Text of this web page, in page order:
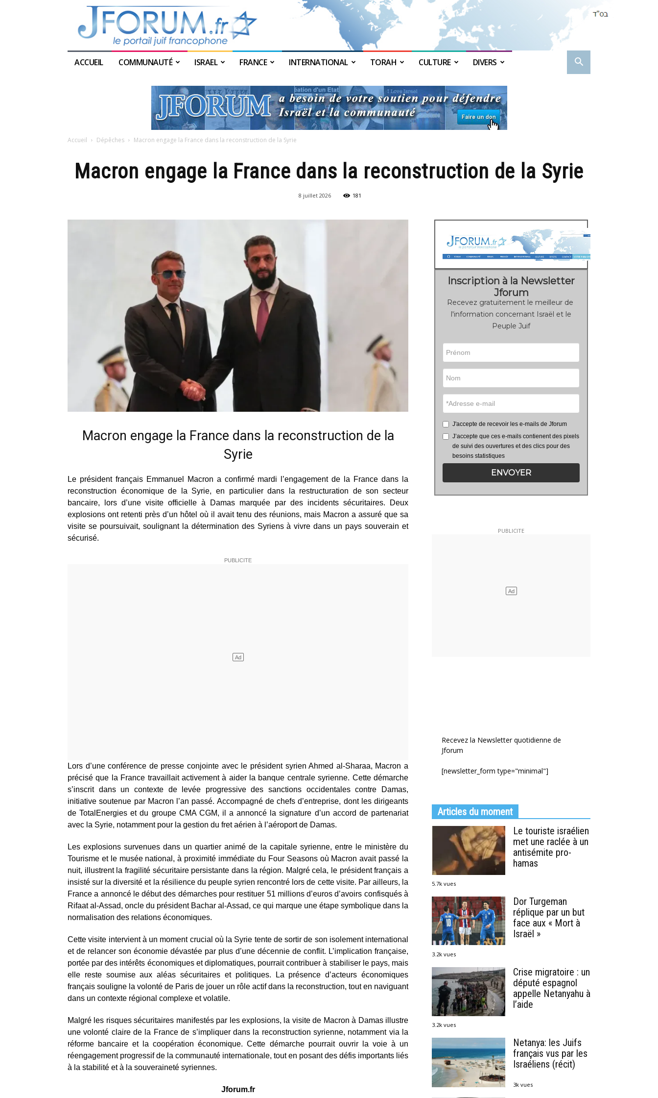
ACCUEIL COMMUNAUTÉ ISRAEL FRANCE INTERNATIONAL TORAH CULTURE DIVERS
Accueil Dépêches Macron engage la France dans la reconstruction de la Syrie
Macron engage la France dans la reconstruction de la Syrie
8 juillet 2026 181
Macron engage la France dans la reconstruction de la
Syrie
Le président français Emmanuel Macron a confirmé mardi l’engagement de la France dans la
reconstruction économique de la Syrie, en particulier dans la restructuration de son secteur
bancaire, lors d’une visite officielle à Damas marquée par des incidents sécuritaires. Deux
explosions ont retenti près d’un hôtel où il avait tenu des réunions, mais Macron a assuré que sa
visite se poursuivait, soulignant la détermination des Syriens à vivre dans un pays souverain et
sécurisé.
Lors d’une conférence de presse conjointe avec le président syrien Ahmed al-Sharaa, Macron a
précisé que la France travaillait activement à aider la banque centrale syrienne. Cette démarche
s’inscrit dans un contexte de levée progressive des sanctions occidentales contre Damas,
initiative soutenue par Macron l’an passé. Accompagné de chefs d’entreprise, dont les dirigeants
de TotalEnergies et du groupe CMA CGM, il a annoncé la signature d’un accord de partenariat
avec la Syrie, notamment pour la gestion du fret aérien à l’aéroport de Damas.
Les explosions survenues dans un quartier animé de la capitale syrienne, entre le ministère du
Tourisme et le musée national, à proximité immédiate du Four Seasons où Macron avait passé la
nuit, illustrent la fragilité sécuritaire persistante dans la région. Malgré cela, le président français a
insisté sur la diversité et la résilience du peuple syrien rencontré lors de cette visite. Par ailleurs, la
France a annoncé le début des démarches pour restituer 51 millions d’euros d’avoirs confisqués à
Rifaat al-Assad, oncle du président Bachar al-Assad, ce qui marque une étape symbolique dans la
normalisation des relations économiques.
Cette visite intervient à un moment crucial où la Syrie tente de sortir de son isolement international
et de relancer son économie dévastée par plus d’une décennie de conflit. L’implication française,
portée par des intérêts économiques et diplomatiques, pourrait contribuer à stabiliser le pays, mais
elle reste soumise aux aléas sécuritaires et politiques. La présence d’acteurs économiques
français souligne la volonté de Paris de jouer un rôle actif dans la reconstruction, tout en naviguant
dans un contexte régional complexe et volatile.
Malgré les risques sécuritaires manifestés par les explosions, la visite de Macron à Damas illustre
une volonté claire de la France de s’impliquer dans la reconstruction syrienne, notamment via la
réforme bancaire et la coopération économique. Cette démarche pourrait ouvrir la voie à un
réengagement progressif de la communauté internationale, tout en posant des défis importants liés
à la stabilité et à la souveraineté syriennes.
Jforum.fr
Inscription à la Newsletter
Jforum
Recevez gratuitement le meilleur de
l'information concernant Israël et le
Peuple Juif
J'accepte de recevoir les e-mails de Jforum
J’accepte que ces e-mails contienent des pixels
de suivi des ouvertures et des clics pour des
besoins statistiques
ENVOYER
Recevez la Newsletter quotidienne de
Jforum
[newsletter_form type="minimal"]
Articles du moment
Le touriste israélien
met une raclée à un
antisémite pro-
hamas
5.7k vues
Dor Turgeman
réplique par un but
face aux « Mort à
Israël »
3.2k vues
Crise migratoire : un
député espagnol
appelle Netanyahu à
l’aide
3.2k vues
Netanya: les Juifs
français vus par les
Israéliens (récit)
3k vues